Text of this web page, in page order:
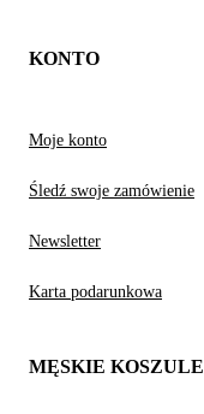
KONTO
Moje konto
Śledź swoje zamówienie
Newsletter
Karta podarunkowa
MĘSKIE KOSZULE